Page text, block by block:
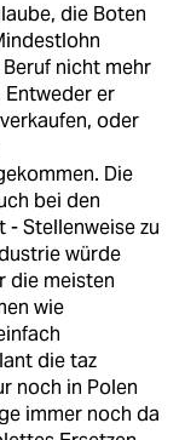
die Boten
nicht mehr
er
oder
Die
bei den
- Stellenweise zu
würde
die meisten
wie
die taz
noch in Polen
immer noch da